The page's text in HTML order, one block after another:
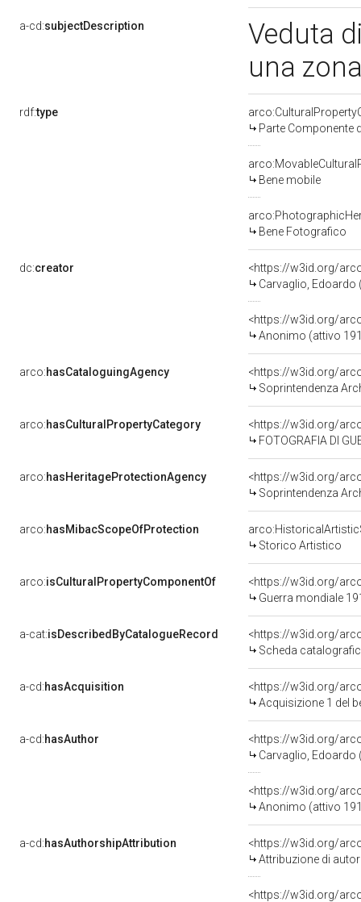
a-cd:subjectDescription
Veduta
una
rdf:type
Parte Componente
Bene mobile
Bene Fotografico
dc:creator
<https://w3id.org/
Carvaglio, Edoardo
<https://w3id.org/
Anonimo (attivo
arco:hasCataloguingAgency
<https://w3id.org/
Soprintendenza
arco:hasCulturalPropertyCategory
<https://w3id.org/
FOTOGRAFIA DI
arco:hasHeritageProtectionAgency
<https://w3id.org/
Soprintendenza
arco:hasMibacScopeOfProtection
Storico Artistico
arco:isCulturalPropertyComponentOf
<https://w3id.org/
Guerra mondiale 1914-18 Grande
a-cat:isDescribedByCatalogueRecord
<https://w3id.org/
Scheda
a-cd:hasAcquisition
<https://w3id.org/
Acquisizione 1 del
a-cd:hasAuthor
<https://w3id.org/
Carvaglio, Edoardo
<https://w3id.org/
Anonimo (attivo
a-cd:hasAuthorshipAttribution
<https://w3id.org/
Attribuzione di
<https://w3id.org/